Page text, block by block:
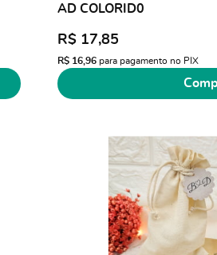
AD COLORID0
R$ 17,85
R$ 16,96 para pagamento no PIX